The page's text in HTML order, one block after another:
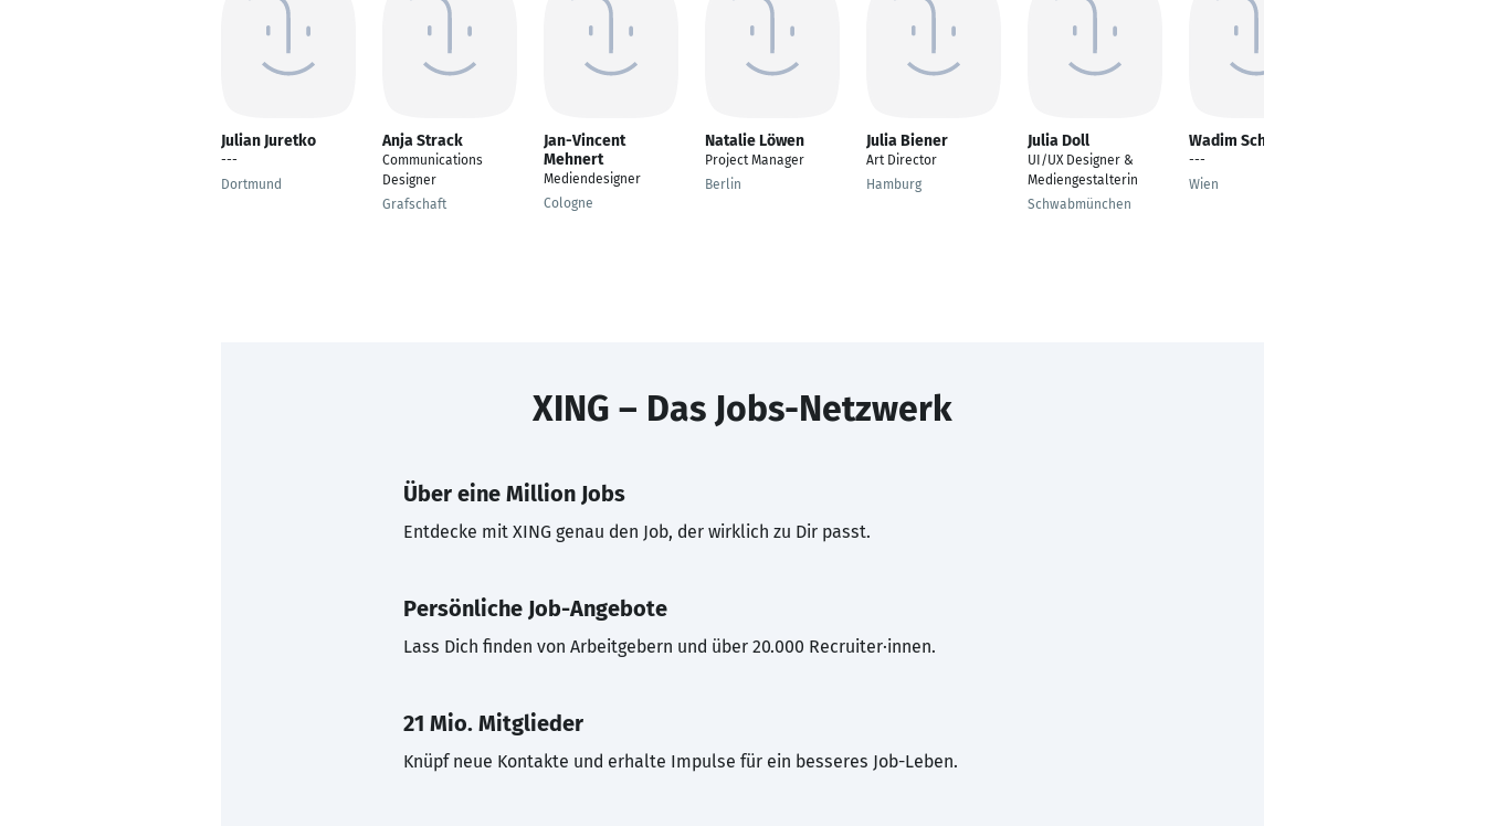
Julian Juretko
---
Dortmund
Anja Strack
Communications
Designer
Grafschaft
Jan-Vincent
Mehnert
Mediendesigner
Cologne
Natalie Löwen
Project Manager
Berlin
Julia Biener
Art Director
Hamburg
Julia Doll
UI/UX Designer &
Mediengestalterin
Schwabmünchen
Wadim Schimf
---
Wien
XING – Das Jobs-Netzwerk
Über eine Million Jobs
Entdecke mit XING genau den Job, der wirklich zu Dir passt.
Persönliche Job-Angebote
Lass Dich finden von Arbeitgebern und über 20.000 Recruiter·innen.
21 Mio. Mitglieder
Knüpf neue Kontakte und erhalte Impulse für ein besseres Job-Leben.